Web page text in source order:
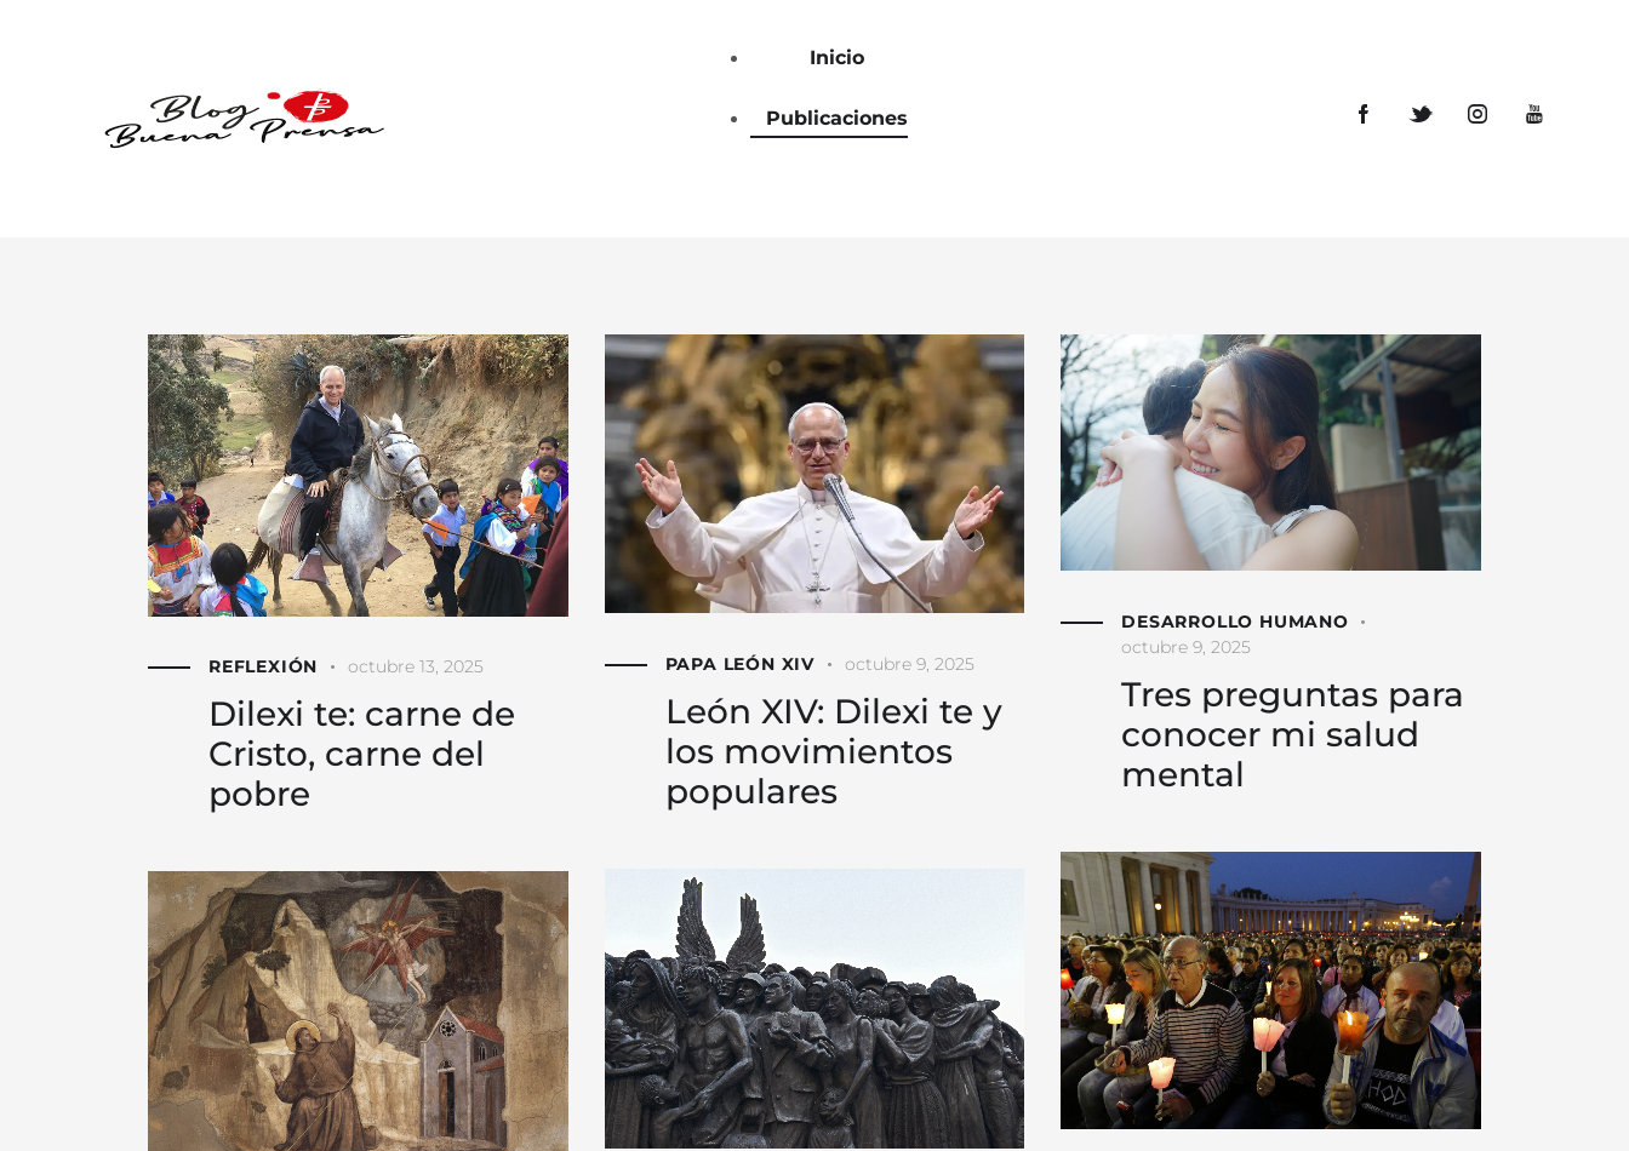
Inicio
Publicaciones
REFLEXIÓN octubre 13, 2025
Dilexi te: carne de
Cristo, carne del
pobre
PAPA LEÓN XIV octubre 9, 2025
León XIV: Dilexi te y
los movimientos
populares
DESARROLLO HUMANO
octubre 9, 2025
Tres preguntas para
conocer mi salud
mental